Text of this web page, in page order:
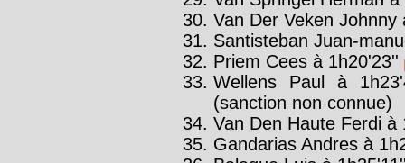
Van Der Veken Johnny
Santisteban Juan-
Priem Cees à 1h20'23''
Wellens Paul à
(sanction non connue)
Van Den Haute Ferdi
Gandarias Andres à